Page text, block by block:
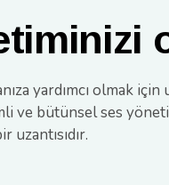
yardımcı olmak
ve bütünsel ses